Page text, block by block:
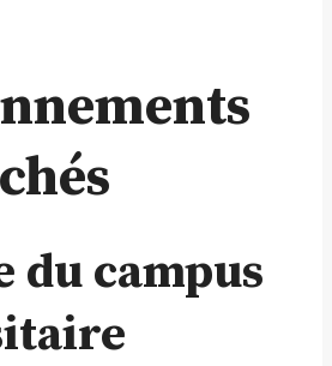
du campus